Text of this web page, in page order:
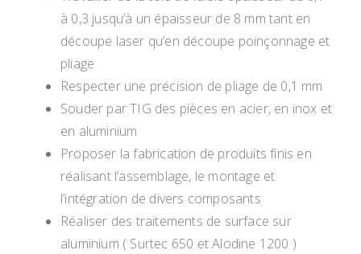
à 0,3 jusqu’à un épaisseur de 8 mm tant en
découpe laser qu’en découpe poinçonnage et
pliage
Respecter une précision de pliage de 0,1 mm
Souder par TIG des pièces en acier, en inox et
en aluminium
Proposer la fabrication de produits finis en
réalisant l’assemblage, le montage et
l’intégration de divers composants
Réaliser des traitements de surface sur
aluminium ( Surtec 650 et Alodine 1200 )